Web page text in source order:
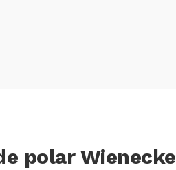
polar Wienecke